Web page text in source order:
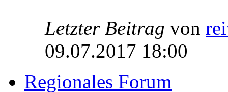
Letzter Beitrag von
09.07.2017 18:00
Regionales Forum